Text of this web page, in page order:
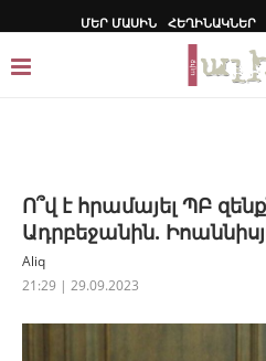
ՄԵՐ ՄԱՍԻՆ ՀԵՂԻՆԱԿՆԵՐ
Ո՞վ է հրամայել ՊԲ
Ադրբեջանին.
Aliq
21:29 | 29.09.2023